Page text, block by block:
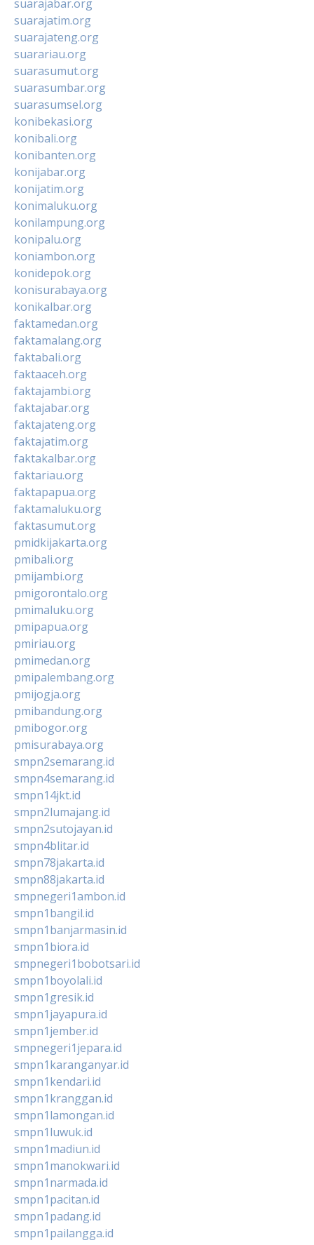
suarajabar.org
suarajatim.org
suarajateng.org
suarariau.org
suarasumut.org
suarasumbar.org
suarasumsel.org
konibekasi.org
konibali.org
konibanten.org
konijabar.org
konijatim.org
konimaluku.org
konilampung.org
konipalu.org
koniambon.org
konidepok.org
konisurabaya.org
konikalbar.org
faktamedan.org
faktamalang.org
faktabali.org
faktaaceh.org
faktajambi.org
faktajabar.org
faktajateng.org
faktajatim.org
faktakalbar.org
faktariau.org
faktapapua.org
faktamaluku.org
faktasumut.org
pmidkijakarta.org
pmibali.org
pmijambi.org
pmigorontalo.org
pmimaluku.org
pmipapua.org
pmiriau.org
pmimedan.org
pmipalembang.org
pmijogja.org
pmibandung.org
pmibogor.org
pmisurabaya.org
smpn2semarang.id
smpn4semarang.id
smpn14jkt.id
smpn2lumajang.id
smpn2sutojayan.id
smpn4blitar.id
smpn78jakarta.id
smpn88jakarta.id
smpnegeri1ambon.id
smpn1bangil.id
smpn1banjarmasin.id
smpn1biora.id
smpnegeri1bobotsari.id
smpn1boyolali.id
smpn1gresik.id
smpn1jayapura.id
smpn1jember.id
smpnegeri1jepara.id
smpn1karanganyar.id
smpn1kendari.id
smpn1kranggan.id
smpn1lamongan.id
smpn1luwuk.id
smpn1madiun.id
smpn1manokwari.id
smpn1narmada.id
smpn1pacitan.id
smpn1padang.id
smpn1pailangga.id